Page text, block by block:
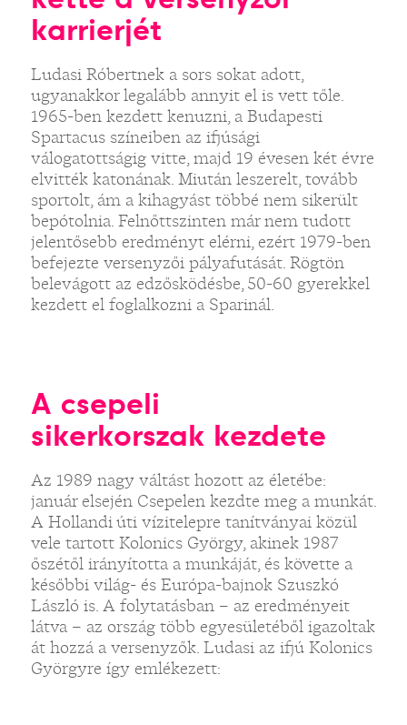
karrierjét
Ludasi Róbertnek a sors sokat adott,
ugyanakkor legalább annyit el is vett tőle.
1965-ben kezdett kenuzni, a Budapesti
Spartacus színeiben az ifjúsági
válogatottságig vitte, majd 19 évesen két évre
elvitték katonának. Miután leszerelt, tovább
sportolt, ám a kihagyást többé nem sikerült
bepótolnia. Felnőttszinten már nem tudott
jelentősebb eredményt elérni, ezért 1979-ben
befejezte versenyzői pályafutását. Rögtön
belevágott az edzősködésbe, 50-60 gyerekkel
kezdett el foglalkozni a Sparinál.
A csepeli
sikerkorszak kezdete
Az 1989 nagy váltást hozott az életébe:
január elsején Csepelen kezdte meg a munkát.
A Hollandi úti vízitelepre tanítványai közül
vele tartott Kolonics György, akinek 1987
őszétől irányította a munkáját, és követte a
későbbi világ- és Európa-bajnok Szuszkó
László is. A folytatásban – az eredményeit
látva – az ország több egyesületéből igazoltak
át hozzá a versenyzők. Ludasi az ifjú Kolonics
Györgyre így emlékezett: